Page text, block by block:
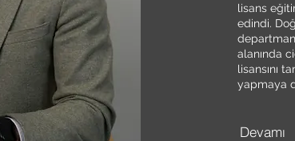
lisans
edindi.
alanında
lisansını
yapmaya
Devamı